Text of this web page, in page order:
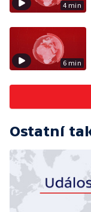
4 min
6 min
Ostatní